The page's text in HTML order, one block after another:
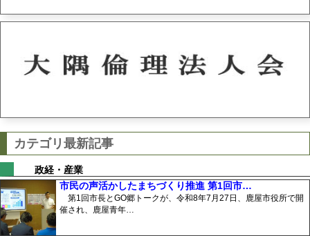
カテゴリ最新記事
政経・産業
市民の声活かしたまちづくり推進 第1回市…
第1回市長とGO郷トークが、令和8年7月27日、鹿屋市役所で開
催され、鹿屋青年…